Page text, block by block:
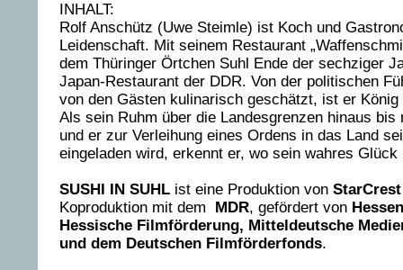
INHALT:
Rolf Anschütz (Uwe Steimle) ist Koch und
Leidenschaft. Mit seinem Restaurant
dem Thüringer Örtchen Suhl Ende der sechziger
Japan-Restaurant der DDR. Von der politischen
von den Gästen kulinarisch geschätzt, ist er
Als sein Ruhm über die Landesgrenzen hinaus bis
und er zur Verleihung eines Ordens in das Land
eingeladen wird, erkennt er, wo sein wahres Glück
SUSHI IN SUHL ist eine Produktion von
Koproduktion mit dem MDR, gefördert von
Hessische Filmförderung, Mitteldeutsche
und dem Deutschen Filmförderfonds.